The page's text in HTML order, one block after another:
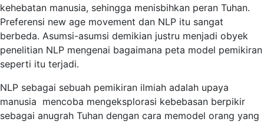
kehebatan manusia, sehingga menisbihkan peran Tuhan.
Preferensi new age movement dan NLP itu sangat
berbeda. Asumsi-asumsi demikian justru menjadi obyek
penelitian NLP mengenai bagaimana peta model pemikiran
seperti itu terjadi.
NLP sebagai sebuah pemikiran ilmiah adalah upaya
manusia mencoba mengeksplorasi kebebasan berpikir
sebagai anugrah Tuhan dengan cara memodel orang yang